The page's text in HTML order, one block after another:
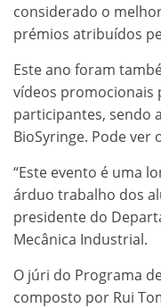
considerado o
prémios atribuídos
Este ano foram
vídeos promocionais
participantes, sendo
BioSyringe. Pode ver
“Este evento é uma
árduo trabalho dos
presidente do
Mecânica Industrial.
O júri do Programa
composto por Rui